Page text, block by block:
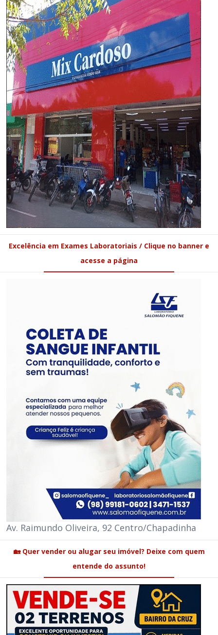
Excelência em Exames Laboratoriais / Clique no banner e
acesse a página
Av. Raimundo Oliveira, 92 Centro/Chapadinha
🏡 Quer vender ou alugar seu imóvel? Deixe com quem
entende do assunto!